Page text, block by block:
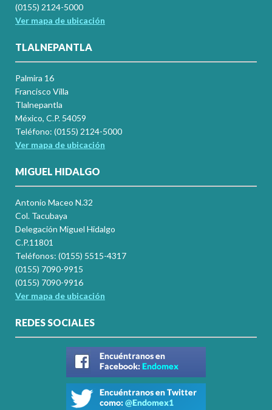
(0155) 2124-5000
Ver mapa de ubicación
TLALNEPANTLA
Palmira 16
Francisco Villa
Tlalnepantla
México, C.P. 54059
Teléfono: (0155) 2124-5000
Ver mapa de ubicación
MIGUEL HIDALGO
Antonio Maceo N.32
Col. Tacubaya
Delegación Miguel Hidalgo
C.P.11801
Teléfonos: (0155) 5515-4317
(0155) 7090-9915
(0155) 7090-9916
Ver mapa de ubicación
REDES SOCIALES